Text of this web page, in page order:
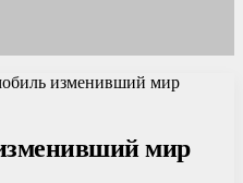
изменивший мир
мир